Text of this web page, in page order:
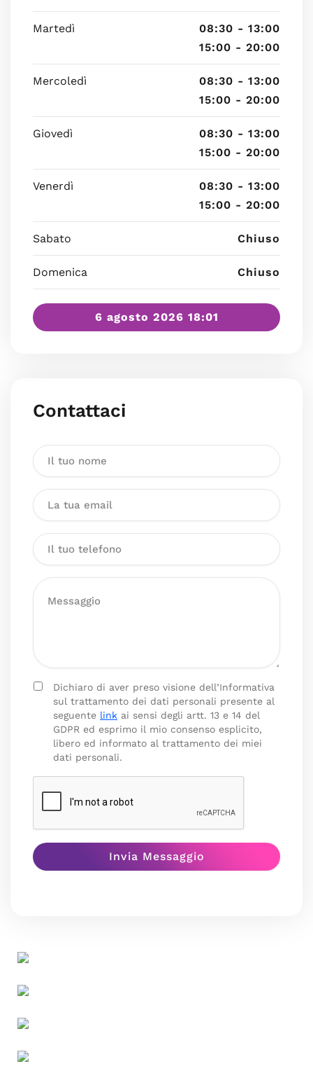
Martedì
08:30 - 13:00
15:00 - 20:00
Mercoledì
08:30 - 13:00
15:00 - 20:00
Giovedì
08:30 - 13:00
15:00 - 20:00
Venerdì
08:30 - 13:00
15:00 - 20:00
Sabato Chiuso
Domenica Chiuso
6 agosto 2026 18:01
Contattaci
Dichiaro di aver preso visione dell’Informativa
sul trattamento dei dati personali presente al
seguente link ai sensi degli artt. 13 e 14 del
GDPR ed esprimo il mio consenso esplicito,
libero ed informato al trattamento dei miei
dati personali.